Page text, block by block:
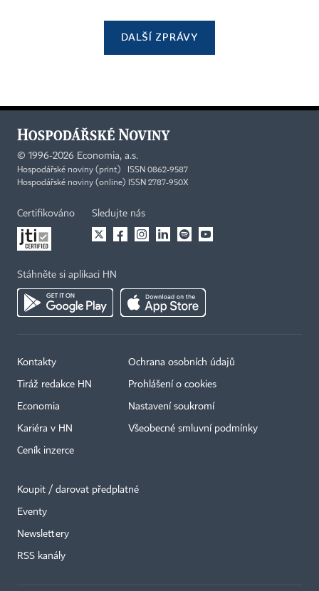
DALŠÍ ZPRÁVY
© 1996-2026 Economia, a.s.
Hospodářské noviny (print) ISSN 0862-9587
Hospodářské noviny (online) ISSN 2787-950X
Certifikováno Sledujte nás
Stáhněte si aplikaci HN
Kontakty
Tiráž redakce HN
Economia
Kariéra v HN
Ceník inzerce
Ochrana osobních údajů
Prohlášení o cookies
Nastavení soukromí
Všeobecné smluvní podmínky
Koupit / darovat předplatné
Eventy
Newslettery
RSS kanály